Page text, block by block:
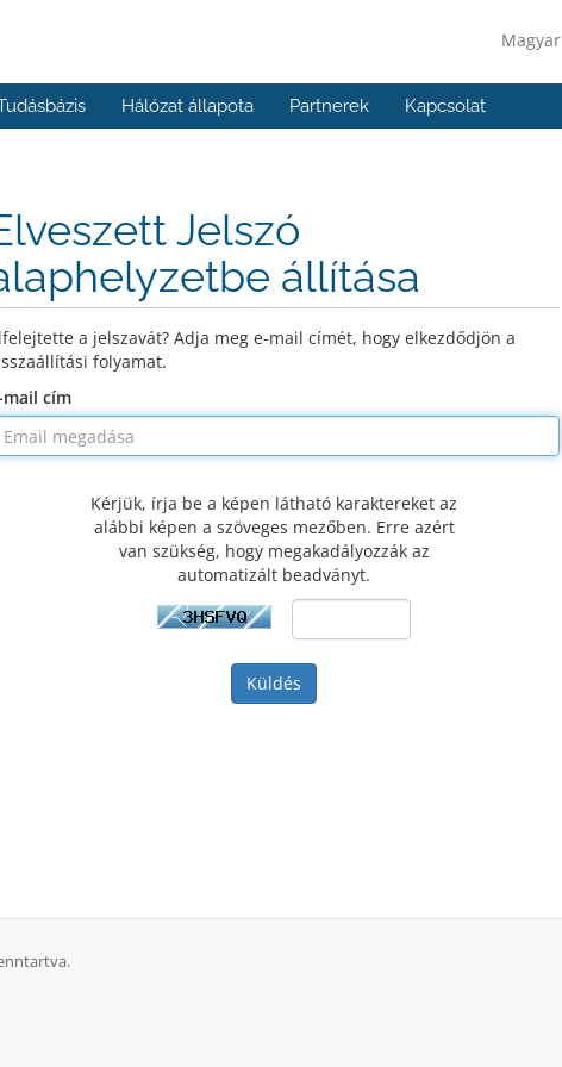
Magyar
Hálózat állapota Partnerek Kapcsolat
Jelszó
állítása
a jelszavát? Adja meg e-mail címét, hogy elkezdődjön a
folyamat.
mail cím
Kérjük, írja be a képen látható karaktereket az
alábbi képen a szöveges mezőben. Erre azért
van szükség, hogy megakadályozzák az
automatizált beadványt.
Küldés